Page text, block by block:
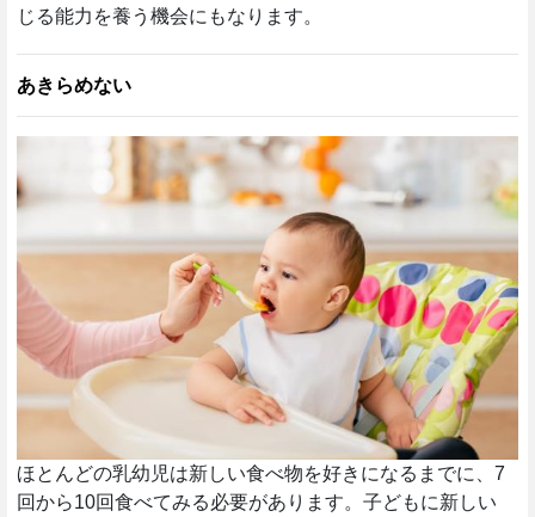
じる能力を養う機会にもなります。
あきらめない
ほとんどの乳幼児は新しい食べ物を好きになるまでに、7
回から10回食べてみる必要があります。子どもに新しい